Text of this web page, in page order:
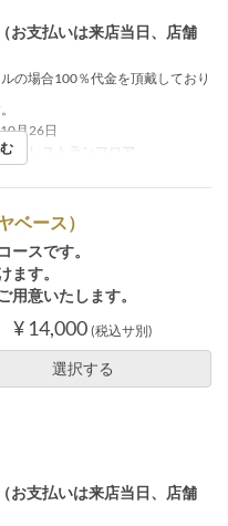
お支払いは来店当日、店舗
の場合100％代金を頂戴しており
月26日
2F レストランフロア
ベース）
ースです。
ます。
用意いたします。
¥ 14,000 (税込サ別)
選択する
お支払いは来店当日、店舗